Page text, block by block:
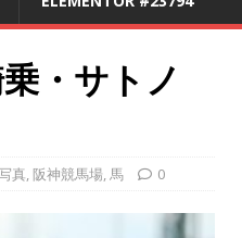
・サトノ
真,阪神競馬場,馬 0